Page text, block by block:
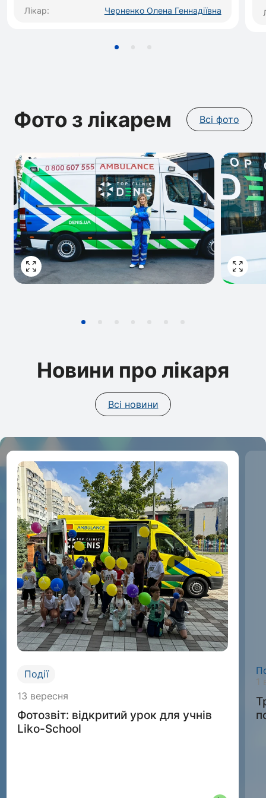
Лікар:
Черненко Олена Геннадіївна
Фото з лікарем Всі фото
Новини про лікаря
Всі новини
Події
13 вересня
Фотозвіт: відкритий урок для учнів
Liko-School
1